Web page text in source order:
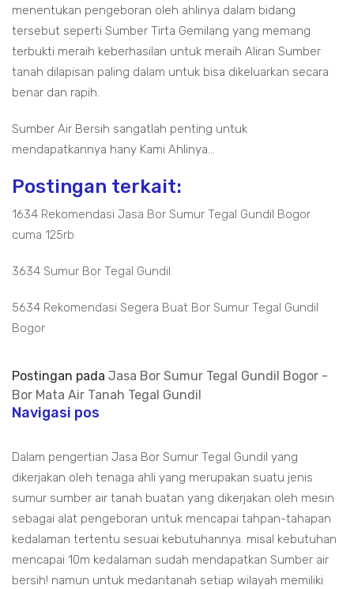
menentukan pengeboran oleh ahlinya dalam bidang
tersebut seperti Sumber Tirta Gemilang yang memang
terbukti meraih keberhasilan untuk meraih Aliran Sumber
tanah dilapisan paling dalam untuk bisa dikeluarkan secara
benar dan rapih.
Sumber Air Bersih sangatlah penting untuk
mendapatkannya hany Kami Ahlinya...
Postingan terkait:
1634 Rekomendasi Jasa Bor Sumur Tegal Gundil Bogor
cuma 125rb
3634 Sumur Bor Tegal Gundil
5634 Rekomendasi Segera Buat Bor Sumur Tegal Gundil
Bogor
Postingan pada Jasa Bor Sumur Tegal Gundil Bogor -
Bor Mata Air Tanah Tegal Gundil
Navigasi pos
Dalam pengertian Jasa Bor Sumur Tegal Gundil yang
dikerjakan oleh tenaga ahli yang merupakan suatu jenis
sumur sumber air tanah buatan yang dikerjakan oleh mesin
sebagai alat pengeboran untuk mencapai tahpan-tahapan
kedalaman tertentu sesuai kebutuhannya. misal kebutuhan
mencapai 10m kedalaman sudah mendapatkan Sumber air
bersih! namun untuk medantanah setiap wilayah memiliki